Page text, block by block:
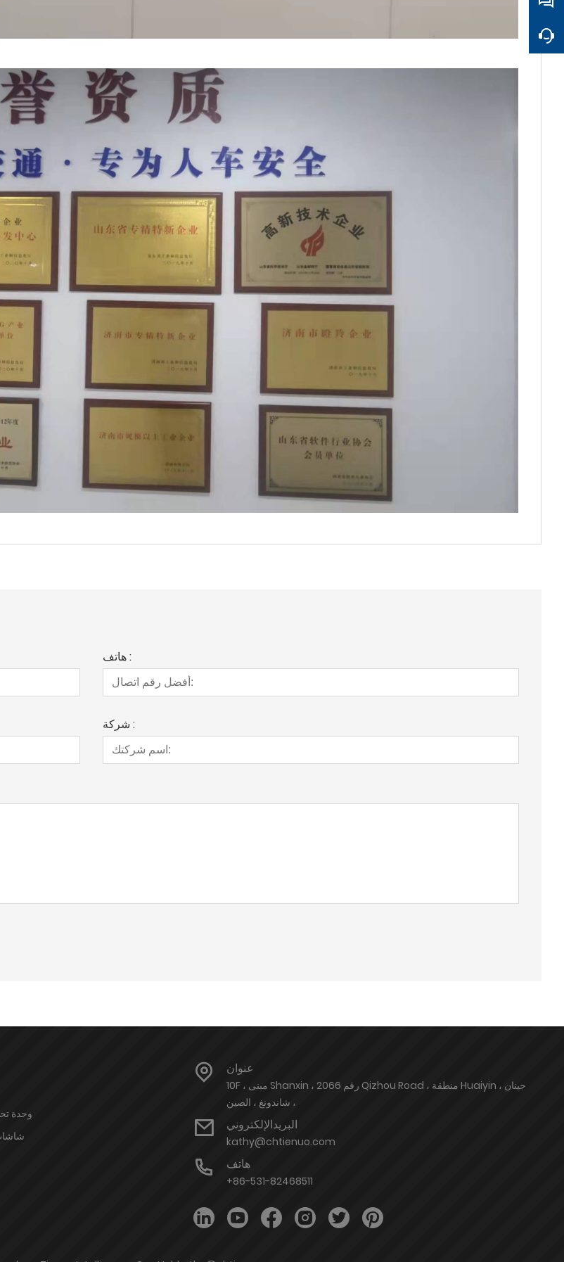
هاتف :
شركة :
وحدة
عنوان
10F ، مبنى Shanxin ، رقم 2066 Qizhou Road ، منطقة Huaiyin ، جينان
، شاندونغ ، الصين
البريدالإلكتروني
kathy@chtienuo.com
هاتف
+86-531-82468511